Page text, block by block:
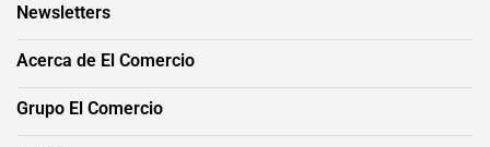
Newsletters
Acerca de El Comercio
Grupo El Comercio